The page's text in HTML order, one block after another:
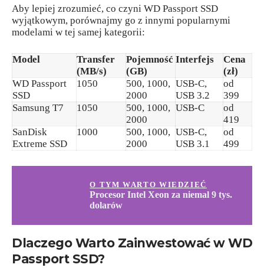
Aby lepiej zrozumieć, co czyni WD Passport SSD
wyjątkowym, porównajmy go z innymi popularnymi
modelami w tej samej kategorii:
Model
Transfer
(MB/s)
Pojemność
(GB)
Interfejs
Cena
(zł)
WD Passport
SSD
1050
500, 1000,
2000
USB-C,
USB 3.2
od
399
Samsung T7
1050
500, 1000,
2000
USB-C
od
419
SanDisk
Extreme SSD
1000
500, 1000,
2000
USB-C,
USB 3.1
od
499
O TYM WARTO WIEDZIEĆ
Procesor Intel Xeon za niemal 9 tys.
dolarów
Dlaczego Warto Zainwestować w WD
Passport SSD?